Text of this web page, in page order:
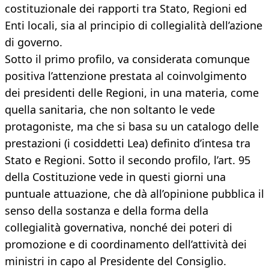
costituzionale dei rapporti tra Stato, Regioni ed
Enti locali, sia al principio di collegialità dell’azione
di governo.
Sotto il primo profilo, va considerata comunque
positiva l’attenzione prestata al coinvolgimento
dei presidenti delle Regioni, in una materia, come
quella sanitaria, che non soltanto le vede
protagoniste, ma che si basa su un catalogo delle
prestazioni (i cosiddetti Lea) definito d’intesa tra
Stato e Regioni. Sotto il secondo profilo, l’art. 95
della Costituzione vede in questi giorni una
puntuale attuazione, che dà all’opinione pubblica il
senso della sostanza e della forma della
collegialità governativa, nonché dei poteri di
promozione e di coordinamento dell’attività dei
ministri in capo al Presidente del Consiglio.